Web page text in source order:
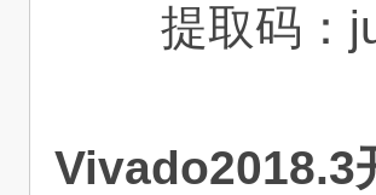
提取码：
Vivado2018.3